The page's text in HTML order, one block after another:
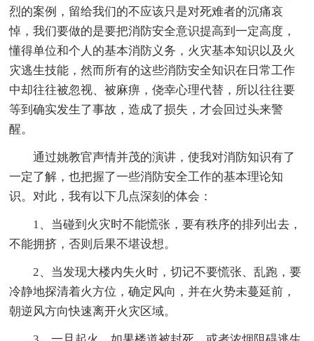
烈的案例，留给我们的不应该只是对死难者的沉痛哀
悼，我们要做的是要把消防安全意识提高到一定高度，
懂得单位和个人的基本消防义务，火灾基本知识以及火
灾逃生技能，然而所有的这些消防安全知识在日常工作
中却往往被忽视、被麻痹，侥幸心理代替，所以往往要
等到确实发生了事故，造成了损失，才会回过头来警
醒。
通过姚教官声情并茂的演讲，使我对消防知识有了
一定了解，也把握了一些消防安全工作的基本理论知
识。对此，我有以下几点深刻的体会：
1、当碰到火灾时不能慌张，要有秩序的排列出去，
不能拥挤，否则后果不堪设想。
2、当发现大楼内失火时，切记不要慌张、乱跑，要
冷静地探清着火方位，确定风向，并在火势未蔓延前，
朝逆风方向快速离开火灾区域。